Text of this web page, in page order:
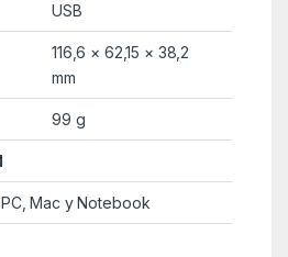
USB
116,6 × 62,15 × 38,2
mm
99 g
Mac y Notebook